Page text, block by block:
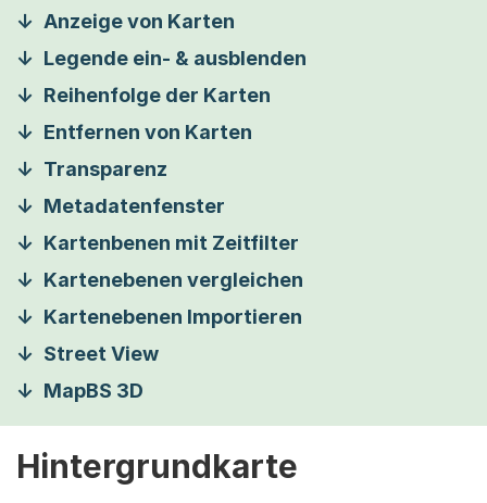
Anzeige von Karten
Legende ein- & ausblenden
Reihenfolge der Karten
Entfernen von Karten
Transparenz
Metadatenfenster
Kartenbenen mit Zeitfilter
Kartenebenen vergleichen
Kartenebenen Importieren
Street View
MapBS 3D
Hintergrundkarte